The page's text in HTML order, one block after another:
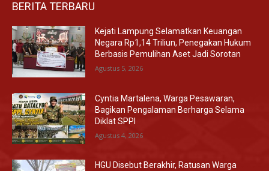
BERITA TERBARU
Kejati Lampung Selamatkan Keuangan
Negara Rp1,14 Triliun, Penegakan Hukum
Berbasis Pemulihan Aset Jadi Sorotan
Agustus 5, 2026
Cyntia Martalena, Warga Pesawaran,
Bagikan Pengalaman Berharga Selama
Diklat SPPI
Agustus 4, 2026
HGU Disebut Berakhir, Ratusan Warga